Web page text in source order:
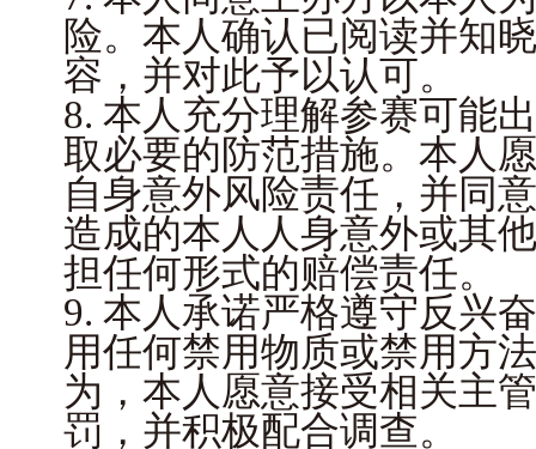
险。本人确认已阅读并知
容，并对此予以认可。
8. 本人充分理解参赛可能
取必要的防范措施。本人
自身意外风险责任，并同
造成的本人人身意外或其
担任何形式的赔偿责任。
9. 本人承诺严格遵守反兴
用任何禁用物质或禁用方
为，本人愿意接受相关主
罚，并积极配合调查。